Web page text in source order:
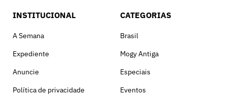
INSTITUCIONAL
A Semana
Expediente
Anuncie
Política de privacidade
CATEGORIAS
Brasil
Mogy Antiga
Especiais
Eventos